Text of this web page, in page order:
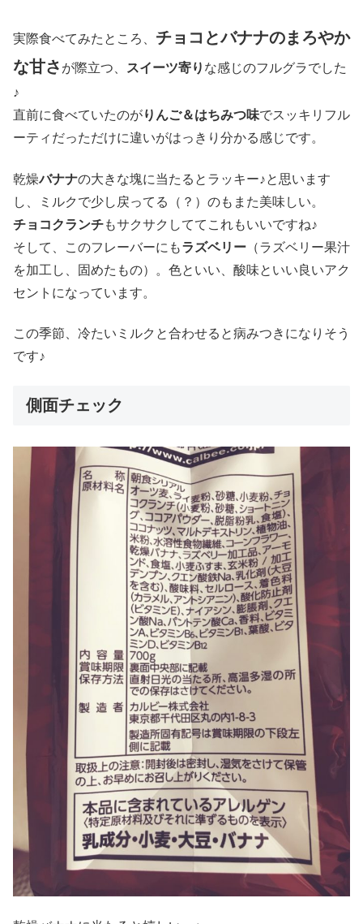
実際食べてみたところ、 チョコとバナナのまろやか
な甘さ が際立つ、 スイーツ寄り な感じのフルグラでした
♪
直前に食べていたのがりんご＆はちみつ味でスッキリフル
ーティだっただけに違いがはっきり分かる感じです。
乾燥バナナの大きな塊に当たるとラッキー♪と思います
し、ミルクで少し戻ってる（？）のもまた美味しい。
チョコクランチもサクサクしててこれもいいですね♪
そして、このフレーバーにもラズベリー （ラズベリー果汁
を加工し、固めたもの）。色といい、酸味といい良いアク
セントになっています。
この季節、冷たいミルクと合わせると病みつきになりそう
です♪
側面チェック